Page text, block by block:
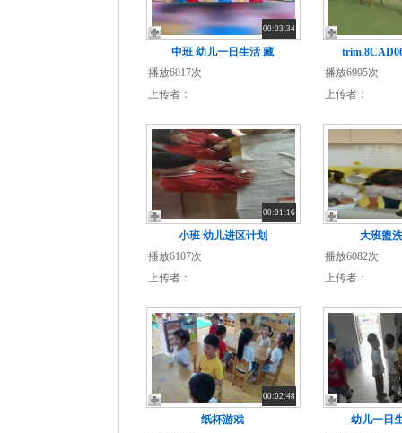
00:03:34
中班 幼儿一日生活 藏
播放6017次
上传者：
播放6995次
上传者：
00:01:16
小班 幼儿进区计划
播放6107次
上传者：
大班盥
播放6082次
上传者：
00:02:48
纸杯游戏
幼儿一日